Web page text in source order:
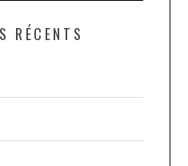
RÉCENTS